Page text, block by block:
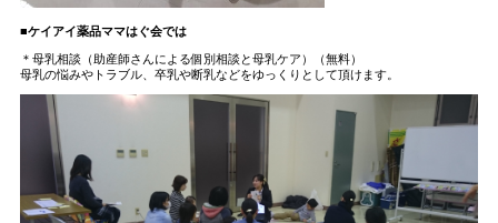
■ケイアイ薬品ママはぐ会では
＊母乳相談（助産師さんによる個別相談と母乳ケア）（無料）
母乳の悩みやトラブル、卒乳や断乳などをゆっくりとして頂けます。